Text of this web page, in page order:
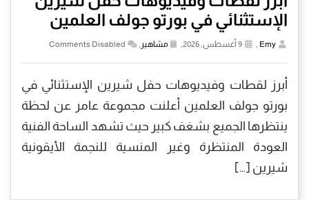
الإستثنائي في بورتو جولف العلمين
Emy
, مشاهير ,
Comments Disabled
أبرز لقطات وفيديوهات حفل شيرين الإستثنائي في
بورتو جولف العلمين أعلنت مجموعة عامر عن لحظة
ينتظرها الجميع بشغف كبير حيث تشهد الساحة الفنية
العودة المنتظرة وغير المنسية للنجمة الأيقونية
شيرين […]